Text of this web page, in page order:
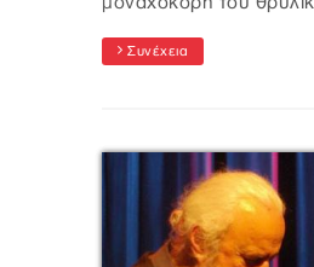
Συνέχεια